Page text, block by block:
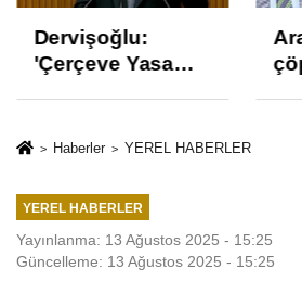
Dervişoğlu:
'Çerçeve Yasa
ve İhanet
Haberler YEREL HABERLER
YEREL HABERLER
Yayınlanma: 13 Ağustos 2025 - 15:25
Güncelleme: 13 Ağustos 2025 - 15:25